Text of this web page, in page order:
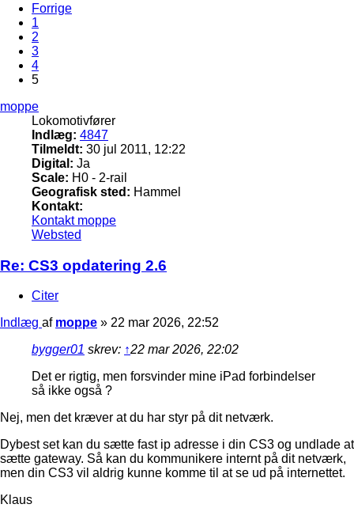
Forrige
1
2
3
4
5
moppe
Lokomotivfører
Indlæg: 4847
Tilmeldt: 30 jul 2011, 12:22
Digital: Ja
Scale: H0 - 2-rail
Geografisk sted: Hammel
Kontakt:
Kontakt moppe
Websted
Re: CS3 opdatering 2.6
Citer
Indlæg af moppe » 22 mar 2026, 22:52
bygger01 skrev: ↑22 mar 2026, 22:02
Det er rigtig, men forsvinder mine iPad forbindelser
så ikke også ?
Nej, men det kræver at du har styr på dit netværk.
Dybest set kan du sætte fast ip adresse i din CS3 og undlade at
sætte gateway. Så kan du kommunikere internt på dit netværk,
men din CS3 vil aldrig kunne komme til at se ud på internettet.
Klaus